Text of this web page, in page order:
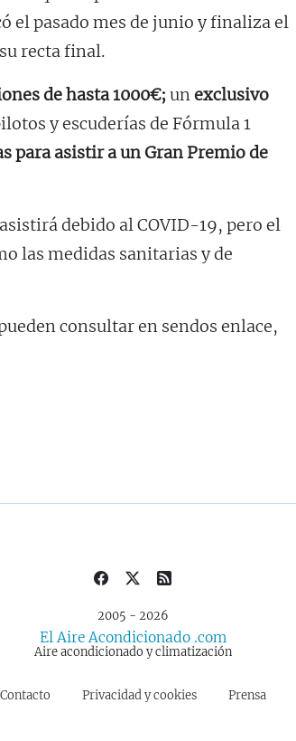
el pasado mes de junio y finaliza el
recta final.
de hasta 1000€; unexclusivo
y escuderías de Fórmula 1
para asistir a un Gran Premio de
debido al COVID-19, pero el
las medidas sanitarias y de
consultar en sendos enlace,
2005 - 2026
El Aire Acondicionado .com
Aire acondicionado y climatización
Contacto Privacidad y cookies Prensa